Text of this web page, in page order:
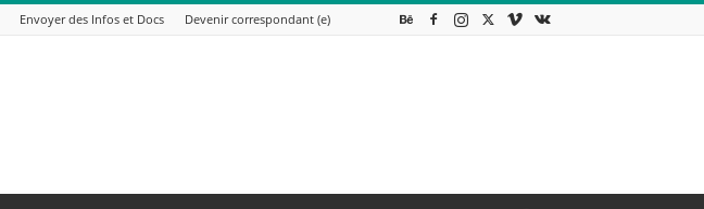
Envoyer des Infos et Docs Devenir correspondant (e)